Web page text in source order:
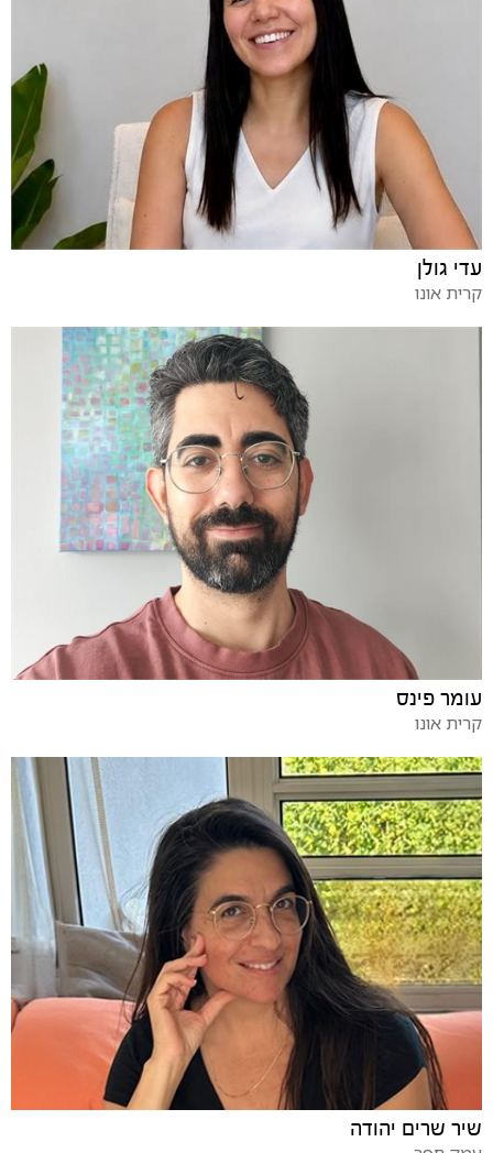
עדי גולן
קרית אונו
עומר פינס
קרית אונו
שיר שרים יהודה